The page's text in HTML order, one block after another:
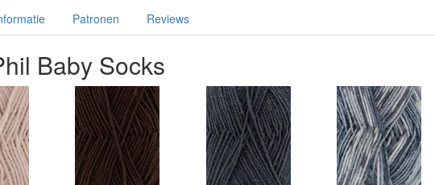
Patronen Reviews
Baby Socks